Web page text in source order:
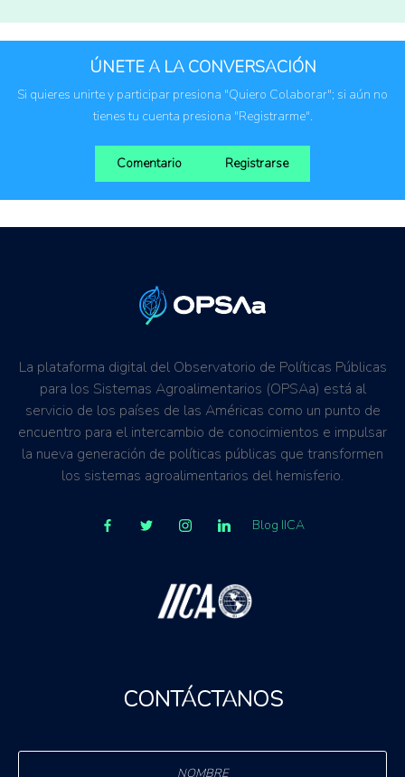
Colombia
Ecuador
Perú
ÚNETE A LA CONVERSACIÓN
Si quieres unirte y participar presiona "Quiero Colaborar"; si aún no
tienes tu cuenta presiona "Registrarme".
Comentario Registrarse
La plataforma digital del Observatorio de Políticas Públicas
para los Sistemas Agroalimentarios (OPSAa) está al
servicio de los países de las Américas como un punto de
encuentro para el intercambio de conocimientos e impulsar
la nueva generación de políticas públicas que transformen
los sistemas agroalimentarios del hemisferio.
Blog IICA
CONTÁCTANOS